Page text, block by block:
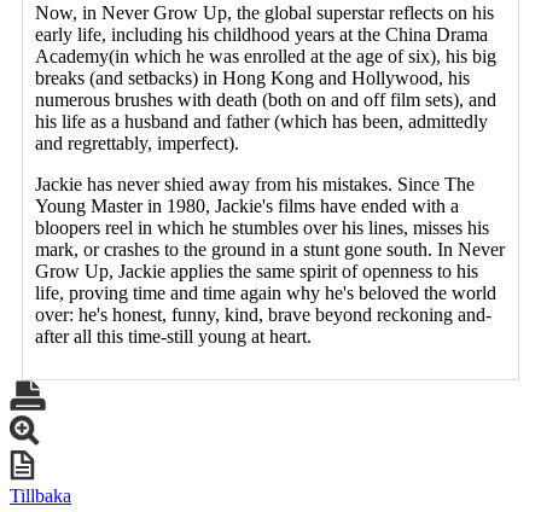
Now, in Never Grow Up, the global superstar reflects on his
early life, including his childhood years at the China Drama
Academy(in which he was enrolled at the age of six), his big
breaks (and setbacks) in Hong Kong and Hollywood, his
numerous brushes with death (both on and off film sets), and
his life as a husband and father (which has been, admittedly
and regrettably, imperfect).
Jackie has never shied away from his mistakes. Since The
Young Master in 1980, Jackie's films have ended with a
bloopers reel in which he stumbles over his lines, misses his
mark, or crashes to the ground in a stunt gone south. In Never
Grow Up, Jackie applies the same spirit of openness to his
life, proving time and time again why he's beloved the world
over: he's honest, funny, kind, brave beyond reckoning and-
after all this time-still young at heart.
Tillbaka